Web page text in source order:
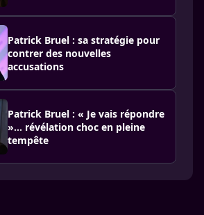
Patrick Bruel : sa stratégie pour
contrer des nouvelles
accusations
Patrick Bruel : « Je vais répondre
»… révélation choc en pleine
tempête